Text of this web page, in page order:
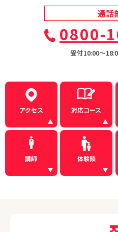
通話
0800-
受付10:00〜
アクセス 対応コース
講師 体験談